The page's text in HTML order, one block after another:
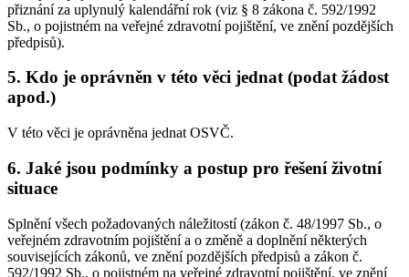
přiznání za uplynulý kalendářní rok (viz § 8 zákona č. 592/1992
Sb., o pojistném na veřejné zdravotní pojištění, ve znění pozdějších
předpisů).
5. Kdo je oprávněn v této věci jednat (podat žádost
apod.)
V této věci je oprávněna jednat OSVČ.
6. Jaké jsou podmínky a postup pro řešení životní
situace
Splnění všech požadovaných náležitostí (zákon č. 48/1997 Sb., o
veřejném zdravotním pojištění a o změně a doplnění některých
souvisejících zákonů, ve znění pozdějších předpisů a zákon č.
592/1992 Sb., o pojistném na veřejné zdravotní pojištění, ve znění